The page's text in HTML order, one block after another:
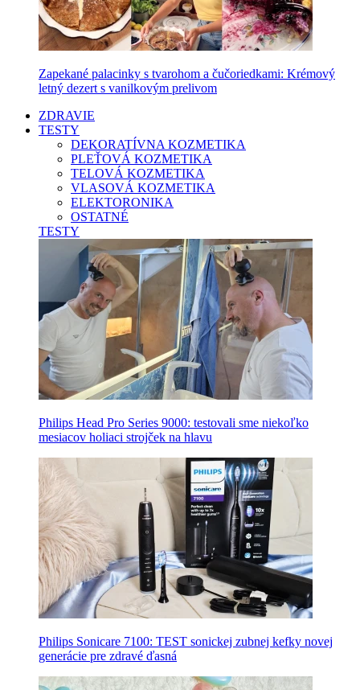
Zapekané palacinky s tvarohom a čučoriedkami: Krémový
letný dezert s vanilkovým prelivom
ZDRAVIE
TESTY
DEKORATÍVNA KOZMETIKA
PLEŤOVÁ KOZMETIKA
TELOVÁ KOZMETIKA
VLASOVÁ KOZMETIKA
ELEKTORONIKA
OSTATNÉ
TESTY
Philips Head Pro Series 9000: testovali sme niekoľko
mesiacov holiaci strojček na hlavu
Philips Sonicare 7100: TEST sonickej zubnej kefky novej
generácie pre zdravé ďasná